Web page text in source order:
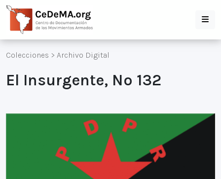
Colecciones > Archivo Digital
El Insurgente, Nº 132